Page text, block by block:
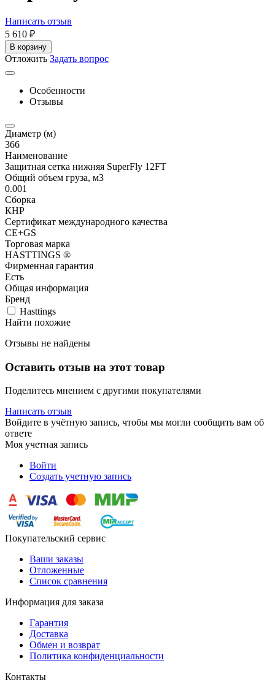
Написать отзыв
5 610 ₽
В корзину
Отложить Задать вопрос
Особенности
Отзывы
Диаметр (м)
366
Наименование
Защитная сетка нижняя SuperFly 12FT
Общий объем груза, м3
0.001
Сборка
КНР
Сертификат международного качества
CE+GS
Торговая марка
HASTTINGS ®
Фирменная гарантия
Есть
Общая информация
Бренд
Hasttings
Найти похожие
Отзывы не найдены
Оставить отзыв на этот товар
Поделитесь мнением с другими покупателями
Написать отзыв
Войдите в учётную запись, чтобы мы могли сообщить вам об
ответе
Моя учетная запись
Войти
Создать учетную запись
Покупательский сервис
Ваши заказы
Отложенные
Список сравнения
Информация для заказа
Гарантия
Доставка
Обмен и возврат
Политика конфиденциальности
Контакты